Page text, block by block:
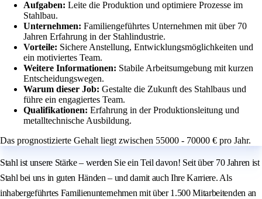
Aufgaben: Leite die Produktion und optimiere Prozesse im
Stahlbau.
Unternehmen: Familiengeführtes Unternehmen mit über 70
Jahren Erfahrung in der Stahlindustrie.
Vorteile: Sichere Anstellung, Entwicklungsmöglichkeiten und
ein motiviertes Team.
Weitere Informationen: Stabile Arbeitsumgebung mit kurzen
Entscheidungswegen.
Warum dieser Job: Gestalte die Zukunft des Stahlbaus und
führe ein engagiertes Team.
Qualifikationen: Erfahrung in der Produktionsleitung und
metalltechnische Ausbildung.
Das prognostizierte Gehalt liegt zwischen 55000 - 70000 € pro Jahr.
Stahl ist unsere Stärke – werden Sie ein Teil davon! Seit über 70 Jahren ist
Stahl bei uns in guten Händen – und damit auch Ihre Karriere. Als
inhabergeführtes Familienunternehmen mit über 1.500 Mitarbeitenden an